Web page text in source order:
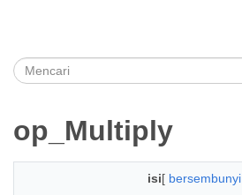
op_Multiply
isi[ bersembunyi